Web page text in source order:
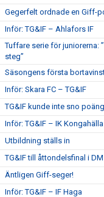
Gegerfelt ordnade en Giff-
Inför: TG&IF – Ahlafors IF
Tuffare serie för juniorerna:
steg”
Säsongens första
Inför: Skara FC – TG&IF
TG&IF kunde inte sno
Inför: TG&IF – IK Kongahälla
Utbildning ställs in
TG&IF till åttondelsfinal i DM
Äntligen Giff-seger!
Inför: TG&IF – IF Haga